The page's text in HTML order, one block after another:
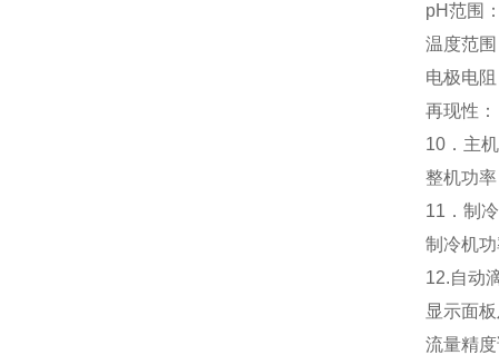
pH范围
温度范
电极电
再现性
10．主
整机功
11．制
制冷机
12.自动
显示面
流量精